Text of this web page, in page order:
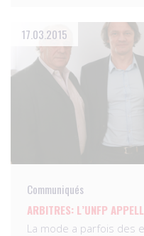
17.03.2015
Communiqués
ARBITRES: L’UNFP
La mode a parfois des